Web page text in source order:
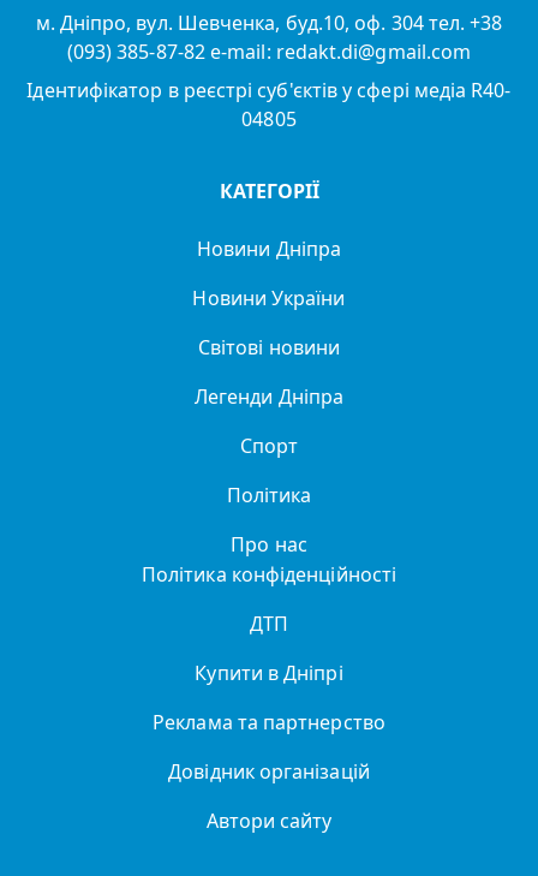
м. Дніпро, вул. Шевченка, буд.10, оф. 304 тел. +38
(093) 385-87-82 e-mail: redakt.di@gmail.com
Ідентифікатор в реєстрі суб'єктів у сфері медіа R40-
04805
КАТЕГОРІЇ
Новини Дніпра
Новини України
Світові новини
Легенди Дніпра
Спорт
Політика
Про нас
Політика конфіденційності
ДТП
Купити в Дніпрі
Реклама та партнерство
Довідник організацій
Автори сайту